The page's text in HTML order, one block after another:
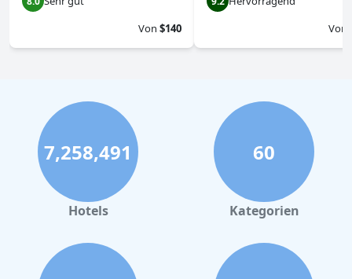
Von $140
Von
7,258,491
Hotels
60
Kategorien